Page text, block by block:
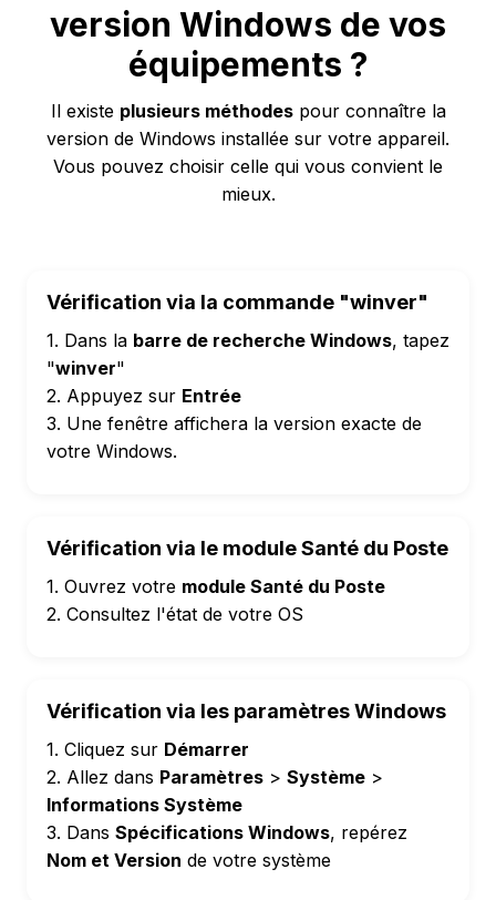
version Windows de vos
équipements ?
Il existe plusieurs méthodespour connaître la
version de Windows installée sur votre appareil.
Vous pouvez choisir celle qui vous convient le
mieux.
Vérification via la commande "winver"
1. Dans la barre de recherche Windows, tapez
"winver"
2. Appuyez sur Entrée
3. Une fenêtre affichera la version exacte de
votre Windows.
Vérification via le module Santé du Poste
1. Ouvrez votre module Santé du Poste
2. Consultez l'état de votre OS
Vérification via les paramètres Windows
1. Cliquez sur Démarrer
2. Allez dans Paramètres > Système >
Informations Système
3. Dans Spécifications Windows, repérez
Nom et Version de votre système